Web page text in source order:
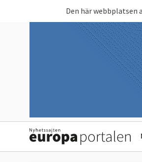
Den här webbplatsen